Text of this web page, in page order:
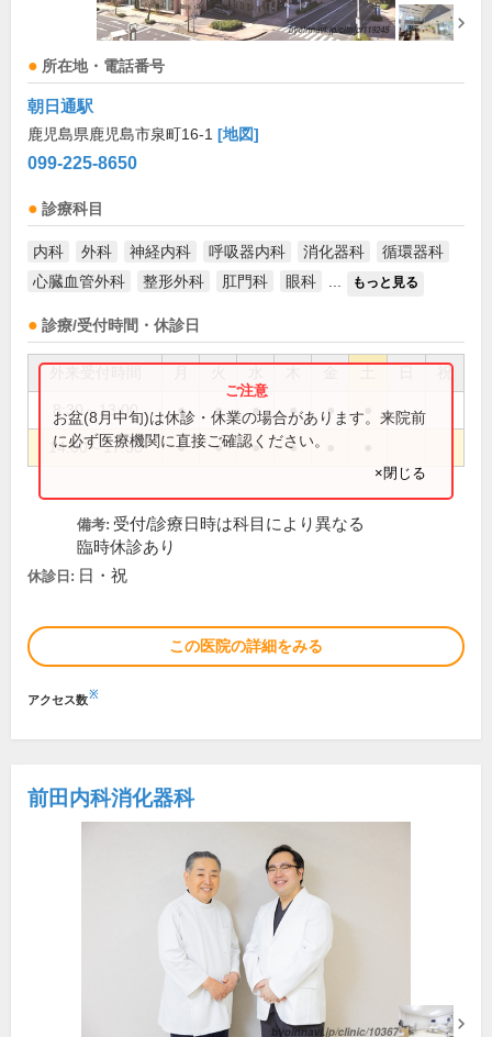
所在地・電話番号
朝日通駅
鹿児島県鹿児島市泉町16-1 [地図]
099-225-8650
診療科目
内科 外科 神経内科 呼吸器内科 消化器科
循環器科
心臓血管外科
整形外科 肛門科 眼科 もっと見る
診療/受付時間・休診日
祝
8:30～13:00 ● ● ● ● ●
14:00～17:30 ● ● ● ●
お盆(8月中旬)は休診・休業の場合があります。来院前
に必ず医療機関に直接ご確認ください。
×閉じる
備考: 受付/診療日時は科目により異なる
臨時休診あり
休診日: 日・祝
この医院の詳細をみる
アクセス数※
前田内科消化器科